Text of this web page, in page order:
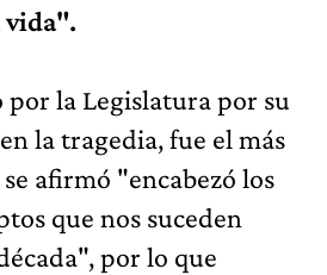
vida".
la Legislatura por su
la tragedia, fue el más
afirmó "encabezó los
que nos suceden
por lo que